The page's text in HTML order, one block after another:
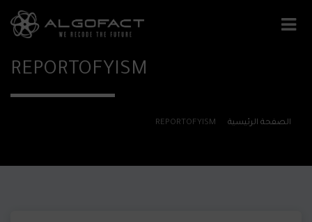
REPORTOFYISM
الصفحة الرئيسية REPORTOFYISM